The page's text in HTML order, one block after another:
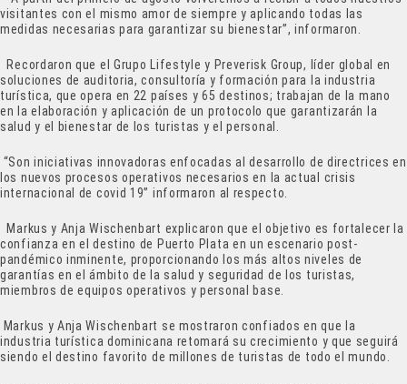
visitantes con el mismo amor de siempre y aplicando todas las
medidas necesarias para garantizar su bienestar”, informaron.
Recordaron que el Grupo Lifestyle y Preverisk Group, líder global en
soluciones de auditoria, consultoría y formación para la industria
turística, que opera en 22 países y 65 destinos; trabajan de la mano
en la elaboración y aplicación de un protocolo que garantizarán la
salud y el bienestar de los turistas y el personal.
“Son iniciativas innovadoras enfocadas al desarrollo de directrices en
los nuevos procesos operativos necesarios en la actual crisis
internacional de covid 19” informaron al respecto.
Markus y Anja Wischenbart explicaron que el objetivo es fortalecer la
confianza en el destino de Puerto Plata en un escenario post-
pandémico inminente, proporcionando los más altos niveles de
garantías en el ámbito de la salud y seguridad de los turistas,
miembros de equipos operativos y personal base.
Markus y Anja Wischenbart se mostraron confiados en que la
industria turística dominicana retomará su crecimiento y que seguirá
siendo el destino favorito de millones de turistas de todo el mundo.